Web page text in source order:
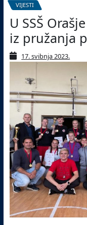
VIJESTI
U SSŠ
iz pružanja
17. svibnja 2023.